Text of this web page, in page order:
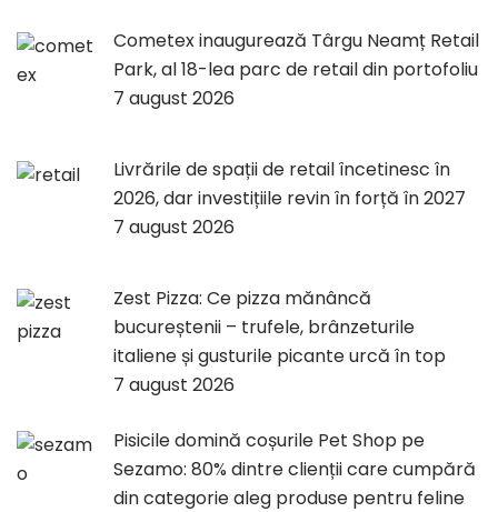
Cometex inaugurează Târgu Neamț Retail
Park, al 18-lea parc de retail din portofoliu
7 august 2026
Livrările de spații de retail încetinesc în
2026, dar investițiile revin în forță în 2027
7 august 2026
Zest Pizza: Ce pizza mănâncă
bucureștenii – trufele, brânzeturile
italiene și gusturile picante urcă în top
7 august 2026
Pisicile domină coșurile Pet Shop pe
Sezamo: 80% dintre clienții care cumpără
din categorie aleg produse pentru feline